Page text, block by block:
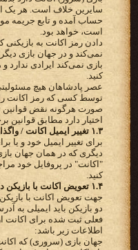
سایرین خلاف است. هر یک
حساب آمده و تابع جریمه
است، خواهد بود.
دادن رمز اکانت به
نمی‌کند و در جهان بازی
بازی نمی‌کند ایرادی ندارد
کنید.
عصر پادشاهان هیچ
توسط کسی که رمز اکانت را
صورت هرگونه نقض قوانین
اختیار دارد مطابق قوانین
۱.۳ تغییر ایمیل اکانت / واگذاری اکانت به غیر
برای تغییر ایمیل خود و یا
دیگری که در همان جهان
"اکانت" در پروفایل خود
کنید.
۱.۴ تعویض اکانت با بازیکن دیگر
جهت تعویض اکانت با
فعلی ثبت شده برای اکانت
اطلاعات زیر باشد:
جهان بازی (سروری) که